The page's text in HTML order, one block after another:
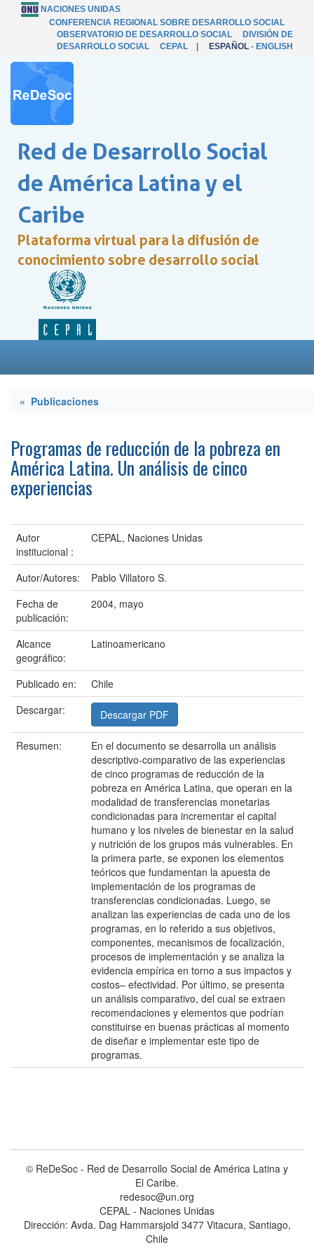
NACIONES UNIDAS
CONFERENCIA REGIONAL SOBRE DESARROLLO SOCIAL
OBSERVATORIO DE DESARROLLO SOCIAL
DIVISIÓN DE
DESARROLLO SOCIAL
CEPAL ESPAÑOL - ENGLISH
Red de Desarrollo Social
de América Latina y el
Caribe
Plataforma virtual para la difusión de
conocimiento sobre desarrollo social
« Publicaciones
Programas de reducción de la pobreza en
América Latina. Un análisis de cinco
experiencias
Autor
institucional :
CEPAL, Naciones Unidas
Autor/Autores:
Pablo Villatoro S.
Fecha de
publicación:
2004, mayo
Alcance
geográfico:
Latinoamericano
Publicado en:
Chile
Descargar:
Descargar PDF
Resumen:
En el documento se desarrolla un análisis
descriptivo-comparativo de las experiencias
de cinco programas de reducción de la
pobreza en América Latina, que operan en la
modalidad de transferencias monetarias
condicionadas para incrementar el capital
humano y los niveles de bienestar en la salud
y nutrición de los grupos más vulnerables. En
la primera parte, se exponen los elementos
teóricos que fundamentan la apuesta de
implementación de los programas de
transferencias condicionadas. Luego, se
analizan las experiencias de cada uno de los
programas, en lo referido a sus objetivos,
componentes, mecanismos de focalización,
procesos de implementación y se analiza la
evidencia empírica en torno a sus impactos y
costos– efectividad. Por último, se presenta
un análisis comparativo, del cual se extraen
recomendaciones y elementos que podrían
constituirse en buenas prácticas al momento
de diseñar e implementar este tipo de
programas.
© ReDeSoc - Red de Desarrollo Social de América Latina y
El Caribe.
redesoc@un.org
CEPAL - Naciones Unidas
Dirección: Avda. Dag Hammarsjold 3477 Vitacura, Santiago,
Chile